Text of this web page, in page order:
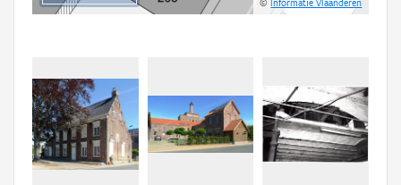
©Informatie Vlaanderen